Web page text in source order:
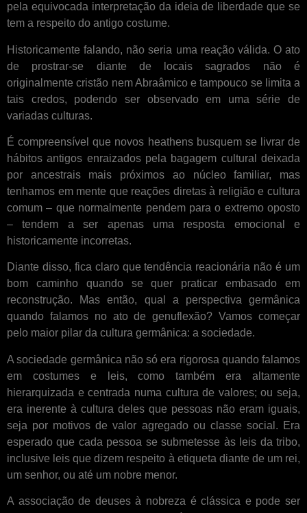
pela equivocada interpretação da ideia de liberdade que se
tem a respeito do antigo costume.
Historicamente falando, não seria uma reação válida. O ato
de prostrar-se diante de locais sagrados não é
originalmente cristão nem Abraâmico e tampouco se limita a
tais credos, podendo ser observado em uma série de
variadas culturas.
É compreensível que novos heathens busquem se livrar de
hábitos antigos enraizados pela bagagem cultural deixada
por ancestrais mais próximos ao núcleo familiar, mas
tenhamos em mente que reações diretas à religião e cultura
comum – que normalmente pendem para o extremo oposto
– tendem a ser apenas uma resposta emocional e
historicamente incorretas.
Diante disso, fica claro que tendência reacionária não é um
bom caminho quando se quer praticar embasado em
reconstrução. Mas então, qual a perspectiva germânica
quando falamos no ato de genuflexão? Vamos começar
pelo maior pilar da cultura germânica: a sociedade.
A sociedade germânica não só era rigorosa quando falamos
em costumes e leis, como também era altamente
hierarquizada e centrada numa cultura de valores; ou seja,
era inerente à cultura deles que pessoas não eram iguais,
seja por motivos de valor agregado ou classe social. Era
esperado que cada pessoa se submetesse às leis da tribo,
inclusive leis que dizem respeito à etiqueta diante de um rei,
um senhor, ou até um nobre menor.
A associação de deuses à nobreza é clássica e pode ser